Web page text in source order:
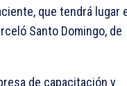
que tendrá lugar
Santo Domingo, de
de capacitación y